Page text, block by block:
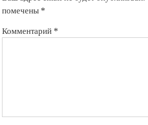
помечены *
Комментарий *